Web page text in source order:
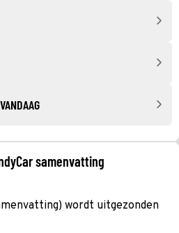
samenvatting
wordt uitgezonden